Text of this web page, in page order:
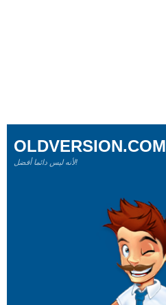
OLDVERSION.COM
لأنه ليس دائما أفضل!